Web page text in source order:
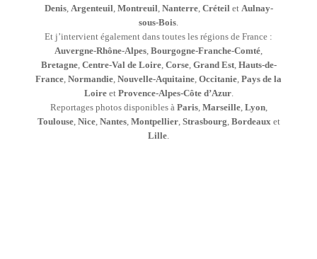
Denis, Argenteuil, Montreuil, Nanterre, Créteilet Aulnay-
sous-Bois.
Et j’intervient également dans toutes les régions de France :
Auvergne-Rhône-Alpes, Bourgogne-Franche-Comté,
Bretagne, Centre-Val de Loire, Corse, Grand Est, Hauts-de-
France, Normandie, Nouvelle-Aquitaine, Occitanie, Pays de la
Loireet Provence-Alpes-Côte d’Azur.
Reportages photos disponibles à Paris, Marseille, Lyon,
Toulouse, Nice, Nantes, Montpellier, Strasbourg, Bordeauxet
Lille.